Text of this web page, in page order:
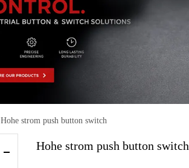
Taste zubehör
Hohe strom push button switch
Hohe strom push button switch